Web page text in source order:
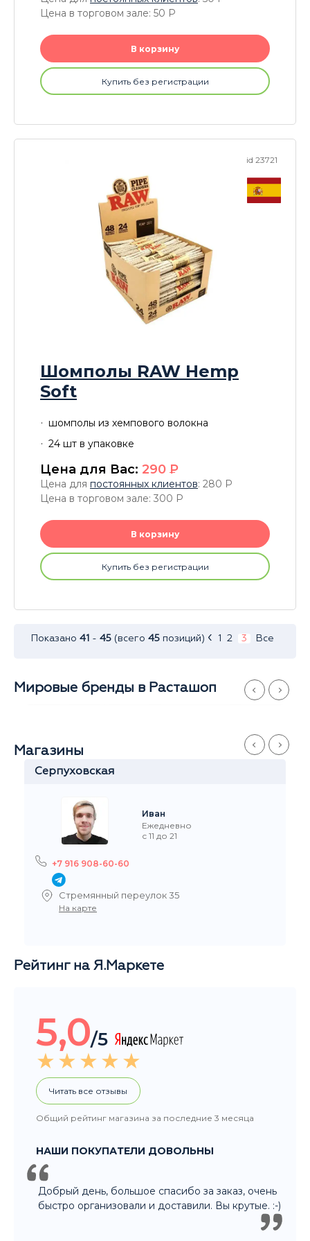
Цена в торговом зале: 50 P
В корзину
Купить без регистрации
id 23721
Шомполы RAW Hemp
Soft
шомполы из хемпового волокна
24 шт в упаковке
Цена для Вас: 290 P
Цена для постоянных клиентов: 280 P
Цена в торговом зале: 300 P
В корзину
Купить без регистрации
Показано 41 - 45 (всего 45 позиций) ‹ 1 2 3 Все
Мировые бренды в Расташоп
Магазины
Серпуховская
Иван
Ежедневно
с 11 до 21
+7 916 908-60-60
Стремянный переулок 35
На карте
Рейтинг на Я.Маркете
5,0/5
Читать все отзывы
Общий рейтинг магазина за последние 3 месяца
НАШИ ПОКУПАТЕЛИ ДОВОЛЬНЫ
Добрый день, большое спасибо за заказ, очень
быстро организовали и доставили. Вы крутые. :-)